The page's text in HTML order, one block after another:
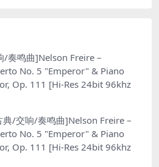
/奏鸣曲]Nelson Freire –
No. 5 "Emperor" & Piano
Op. 111 [Hi-Res 24bit 96khz
典/交响/奏鸣曲]Nelson Freire –
No. 5 "Emperor" & Piano
Op. 111 [Hi-Res 24bit 96khz